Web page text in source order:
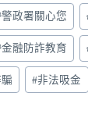
警政署關心您
金融防詐教育
#非法吸金